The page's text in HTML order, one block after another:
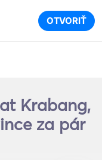
OTVORIŤ
Krabang,
za pár